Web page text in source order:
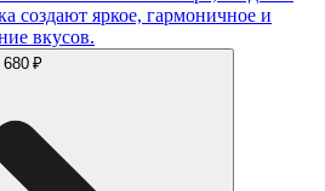
создают яркое, гармоничное и
вкусов.
680 ₽